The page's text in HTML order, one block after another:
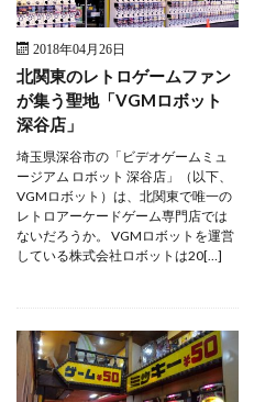
2018年04月26日
北関東のレトロゲームファン
が集う聖地「VGMロボット
深谷店」
埼玉県深谷市の「ビデオゲームミュ
ージアム ロボット 深谷店」（以下、
VGMロボット）は、北関東で唯一の
レトロアーケードゲーム専門店では
ないだろうか。 VGMロボットを運営
している株式会社ロボットは20[…]